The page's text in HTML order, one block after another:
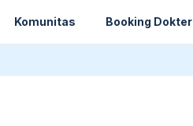
Komunitas Booking Dokter